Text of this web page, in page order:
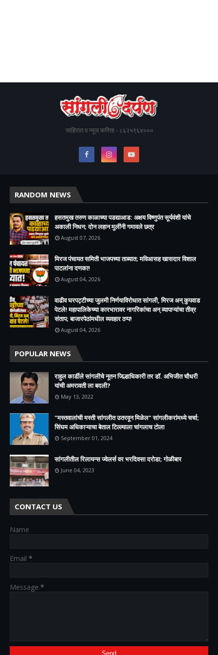
जाहिरात व न्यूज करिता - ८६२५९६४०००
RANDOM NEWS
हसतमुख तरुण काळाच्या पडद्याआड: अक्षय विष्णुपंत सूर्यवंशी यांचे
अकाली निधन; दोन लहान मुलींनी गमावले छत्र
August 07, 2026
मिरज पंचायत समिती भाजपच्या ताब्यात; मविआसह खासदार विशाल
पाटलांना दणका!
August 04, 2026
वाढीव घरपट्टीच्या जुलमी निर्णयाविरोधात सांगली, मिरज अन् कुपवाड
पेटले! महापालिकेच्या कारभारावर नागरिकांचा अन् व्यापाऱ्यांचा तीव्र
संताप; बाजारपेठांमधील व्यवहार ठप्प!​
August 04, 2026
POPULAR NEWS
राहुल कार्डीले सांगलीचे नूतन जिल्हाधिकारी तर डॉ. अभिजीत चौधरी
यांची अमरावती ला बदली?
May 13, 2022
"मस्तवालांची मस्ती सांगलीत उतरवून मिळेल" सांगलीकरांमध्ये चर्चा;
सिंघम अधिकाऱ्याचा बेताल टिल्ल्याला चांगलाच टोला
September 01, 2024
सांगलीतील रिलायन्स ज्वेलर्स वर भरदिवसा दरोडा; गोळीबार
June 04, 2023
CONTACT US
Name
Email *
Message *